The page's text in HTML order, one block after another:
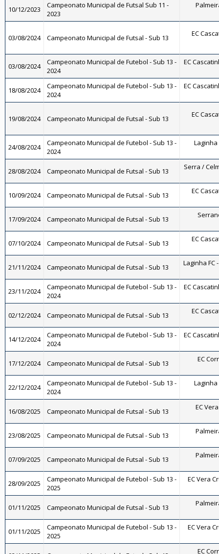
10/12/2023
Campeonato Municipal de Futsal Sub 11 -
2023
03/08/2024 Campeonato Municipal de Futsal - Sub 13 EC
03/08/2024
Campeonato Municipal de Futebol - Sub 13 -
2024
EC
18/08/2024
Campeonato Municipal de Futebol - Sub 13 -
2024
EC
19/08/2024 Campeonato Municipal de Futsal - Sub 13 EC
24/08/2024
Campeonato Municipal de Futebol - Sub 13 -
2024
Laginha
28/08/2024 Campeonato Municipal de Futsal - Sub 13 Serra /
10/09/2024 Campeonato Municipal de Futsal - Sub 13 EC
17/09/2024 Campeonato Municipal de Futsal - Sub 13
07/10/2024 Campeonato Municipal de Futsal - Sub 13 EC
21/11/2024 Campeonato Municipal de Futsal - Sub 13 Laginha FC
23/11/2024
Campeonato Municipal de Futebol - Sub 13 -
2024
EC
02/12/2024 Campeonato Municipal de Futsal - Sub 13 EC
14/12/2024
Campeonato Municipal de Futebol - Sub 13 -
2024
EC
17/12/2024 Campeonato Municipal de Futsal - Sub 13 EC
22/12/2024
Campeonato Municipal de Futebol - Sub 13 -
2024
Laginha
16/08/2025 Campeonato Municipal de Futsal - Sub 13 EC
23/08/2025 Campeonato Municipal de Futsal - Sub 13
07/09/2025 Campeonato Municipal de Futsal - Sub 13
28/09/2025
Campeonato Municipal de Futebol - Sub 13 -
2025
EC Vera
01/11/2025 Campeonato Municipal de Futsal - Sub 13
01/11/2025
Campeonato Municipal de Futebol - Sub 13 -
2025
EC Vera
EC